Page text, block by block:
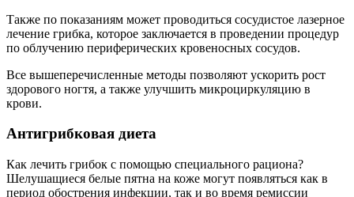
Также по показаниям может проводиться сосудистое лазерное
лечение грибка, которое заключается в проведении процедур
по облучению периферических кровеносных сосудов.
Все вышеперечисленные методы позволяют ускорить рост
здорового ногтя, а также улучшить микроциркуляцию в
крови.
Антигрибковая диета
Как лечить грибок с помощью специального рациона?
Шелушащиеся белые пятна на коже могут появляться как в
период обострения инфекции, так и во время ремиссии